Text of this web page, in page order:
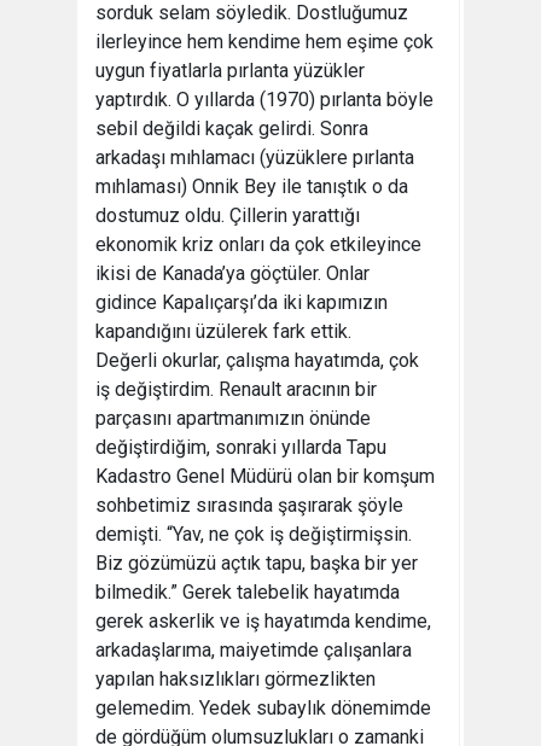
sorduk selam söyledik. Dostluğumuz
ilerleyince hem kendime hem eşime çok
uygun fiyatlarla pırlanta yüzükler
yaptırdık. O yıllarda (1970) pırlanta böyle
sebil değildi kaçak gelirdi. Sonra
arkadaşı mıhlamacı (yüzüklere pırlanta
mıhlaması) Onnik Bey ile tanıştık o da
dostumuz oldu. Çillerin yarattığı
ekonomik kriz onları da çok etkileyince
ikisi de Kanada’ya göçtüler. Onlar
gidince Kapalıçarşı’da iki kapımızın
kapandığını üzülerek fark ettik.
Değerli okurlar, çalışma hayatımda, çok
iş değiştirdim. Renault aracının bir
parçasını apartmanımızın önünde
değiştirdiğim, sonraki yıllarda Tapu
Kadastro Genel Müdürü olan bir komşum
sohbetimiz sırasında şaşırarak şöyle
demişti. “Yav, ne çok iş değiştirmişsin.
Biz gözümüzü açtık tapu, başka bir yer
bilmedik.” Gerek talebelik hayatımda
gerek askerlik ve iş hayatımda kendime,
arkadaşlarıma, maiyetimde çalışanlara
yapılan haksızlıkları görmezlikten
gelemedim. Yedek subaylık dönemimde
de gördüğüm olumsuzlukları o zamanki